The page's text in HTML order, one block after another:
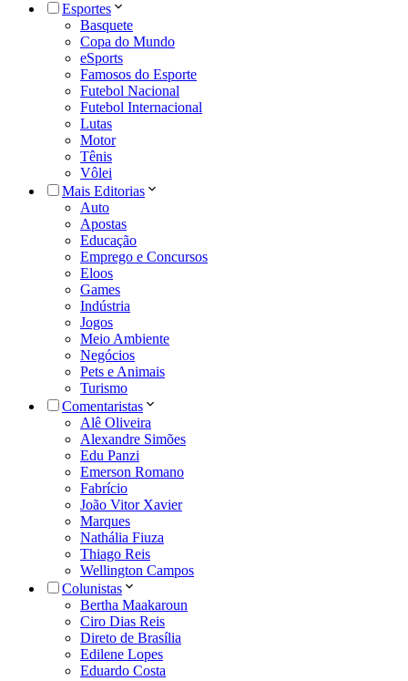
Esportes
Basquete
Copa do Mundo
eSports
Famosos do Esporte
Futebol Nacional
Futebol Internacional
Lutas
Motor
Tênis
Vôlei
Mais Editorias
Auto
Apostas
Educação
Emprego e Concursos
Eloos
Games
Indústria
Jogos
Meio Ambiente
Negócios
Pets e Animais
Turismo
Comentaristas
Alê Oliveira
Alexandre Simões
Edu Panzi
Emerson Romano
Fabrício
João Vitor Xavier
Marques
Nathália Fiuza
Thiago Reis
Wellington Campos
Colunistas
Bertha Maakaroun
Ciro Dias Reis
Direto de Brasília
Edilene Lopes
Eduardo Costa